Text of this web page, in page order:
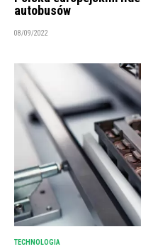
autobusów
08/09/2022
TECHNOLOGIA